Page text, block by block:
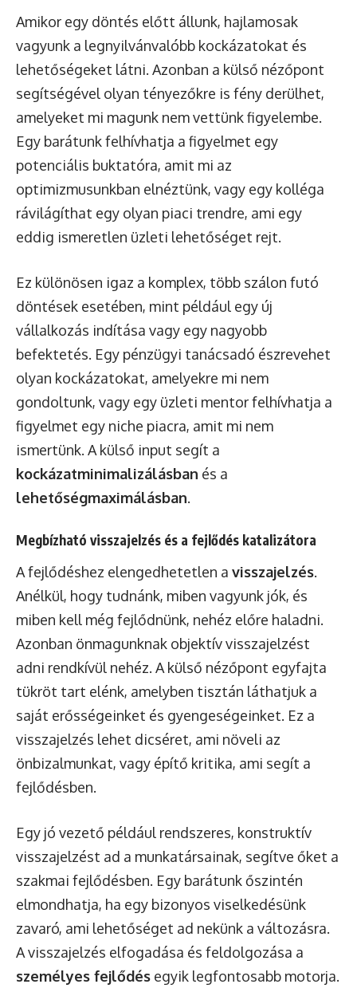
Amikor egy döntés előtt állunk, hajlamosak
vagyunk a legnyilvánvalóbb kockázatokat és
lehetőségeket látni. Azonban a külső nézőpont
segítségével olyan tényezőkre is fény derülhet,
amelyeket mi magunk nem vettünk figyelembe.
Egy barátunk felhívhatja a figyelmet egy
potenciális buktatóra, amit mi az
optimizmusunkban elnéztünk, vagy egy kolléga
rávilágíthat egy olyan piaci trendre, ami egy
eddig ismeretlen üzleti lehetőséget rejt.
Ez különösen igaz a komplex, több szálon futó
döntések esetében, mint például egy új
vállalkozás indítása vagy egy nagyobb
befektetés. Egy pénzügyi tanácsadó észrevehet
olyan kockázatokat, amelyekre mi nem
gondoltunk, vagy egy üzleti mentor felhívhatja a
figyelmet egy niche piacra, amit mi nem
ismertünk. A külső input segít a
kockázatminimalizálásban és a
lehetőségmaximálásban.
Megbízható visszajelzés és a fejlődés katalizátora
A fejlődéshez elengedhetetlen a visszajelzés.
Anélkül, hogy tudnánk, miben vagyunk jók, és
miben kell még fejlődnünk, nehéz előre haladni.
Azonban önmagunknak objektív visszajelzést
adni rendkívül nehéz. A külső nézőpont egyfajta
tükröt tart elénk, amelyben tisztán láthatjuk a
saját erősségeinket és gyengeségeinket. Ez a
visszajelzés lehet dicséret, ami növeli az
önbizalmunkat, vagy építő kritika, ami segít a
fejlődésben.
Egy jó vezető például rendszeres, konstruktív
visszajelzést ad a munkatársainak, segítve őket a
szakmai fejlődésben. Egy barátunk őszintén
elmondhatja, ha egy bizonyos viselkedésünk
zavaró, ami lehetőséget ad nekünk a változásra.
A visszajelzés elfogadása és feldolgozása a
személyes fejlődés egyik legfontosabb motorja.